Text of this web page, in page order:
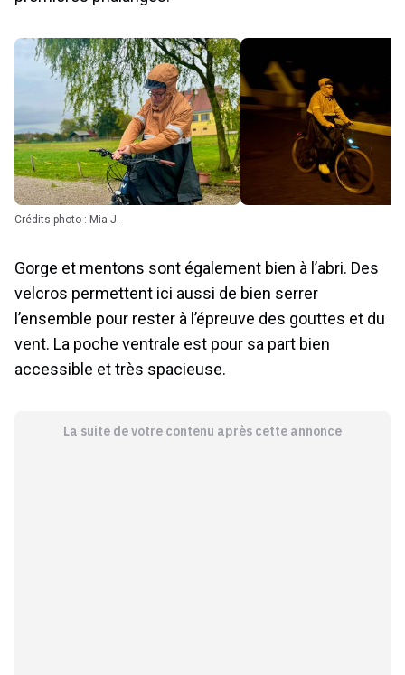
Crédits photo : Mia J.
Gorge et mentons sont également bien à l’abri. Des
velcros permettent ici aussi de bien serrer
l’ensemble pour rester à l’épreuve des gouttes et du
vent. La poche ventrale est pour sa part bien
accessible et très spacieuse.
La suite de votre contenu après cette annonce